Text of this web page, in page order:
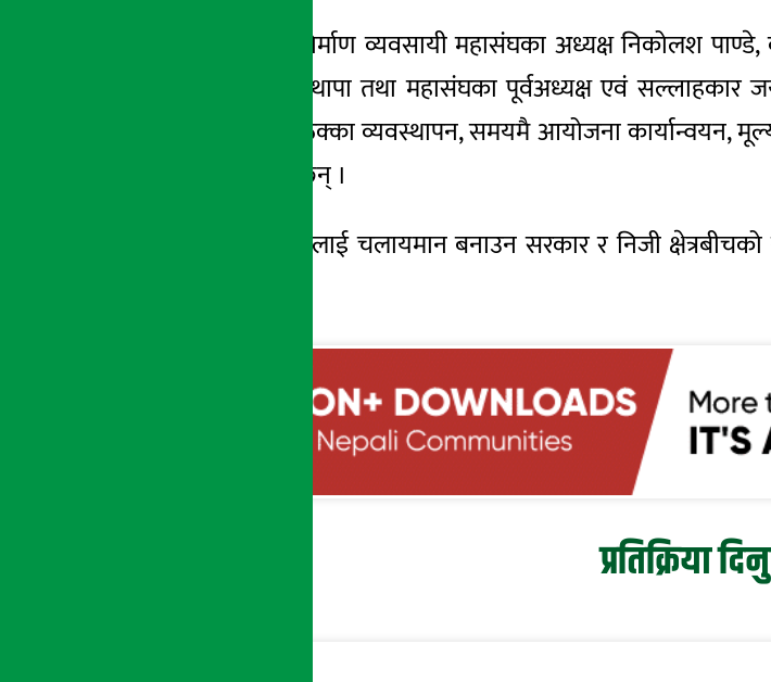
छलफलमा नेपाल निर्माण व्यवसायीमहासंघका अध्यक्षनिकोलशपाण्डे,
उपाध्यक्ष बालकृष्ण थापा तथामहासंघकापूर्वअध्यक्ष एवं सल्लाहकार
भुक्तानी, म्याद थप, ठेक्का व्यवस्थापन, समयमै आयोजना कार्यान्वयन,
जानकारी गराएका छन् ।
त्यस्तै, निर्माण उद्योगलाई चलायमान बनाउन सरकार र निजी
प्रतिक्रिया